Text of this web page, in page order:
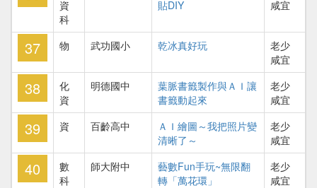
資
科
貼DIY
咸宜
37 物 武功國小 乾冰真好玩
老少
咸宜
38
化
資
明德國中
葉脈書籤製作與ＡＩ讓
書籤動起來
老少
咸宜
39 資 百齡高中
ＡＩ繪圖～我把照片變
清晰了～
老少
咸宜
40
數
科
師大附中
藝數Fun手玩~無限翻
轉「萬花環」
老少
咸宜